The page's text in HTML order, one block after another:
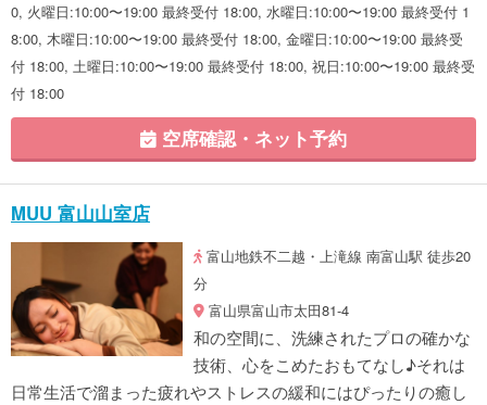
0, 火曜日:10:00〜19:00 最終受付 18:00, 水曜日:10:00〜19:00 最終受付 1
8:00, 木曜日:10:00〜19:00 最終受付 18:00, 金曜日:10:00〜19:00 最終受
付 18:00, 土曜日:10:00〜19:00 最終受付 18:00, 祝日:10:00〜19:00 最終受
付 18:00
空席確認・ネット予約
MUU 富山山室店
富山地鉄不二越・上滝線 南富山駅 徒歩20
分
富山県富山市太田81-4
和の空間に、洗練されたプロの確かな
技術、心をこめたおもてなし♪それは
日常生活で溜まった疲れやストレスの緩和にはぴったりの癒し